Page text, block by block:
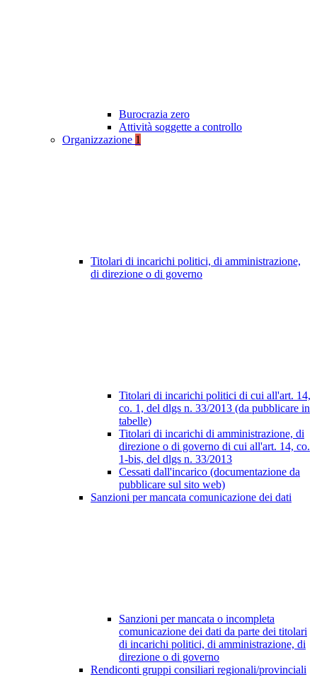
Burocrazia zero
Attività soggette a controllo
Organizzazione 1
Titolari di incarichi politici, di amministrazione,
di direzione o di governo
Titolari di incarichi politici di cui all'art. 14,
co. 1, del dlgs n. 33/2013 (da pubblicare in
tabelle)
Titolari di incarichi di amministrazione, di
direzione o di governo di cui all'art. 14, co.
1-bis, del dlgs n. 33/2013
Cessati dall'incarico (documentazione da
pubblicare sul sito web)
Sanzioni per mancata comunicazione dei dati
Sanzioni per mancata o incompleta
comunicazione dei dati da parte dei titolari
di incarichi politici, di amministrazione, di
direzione o di governo
Rendiconti gruppi consiliari regionali/provinciali